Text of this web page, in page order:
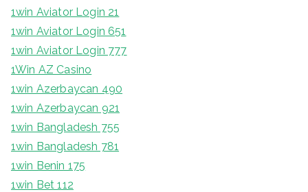
1win Aviator Login 21
1win Aviator Login 651
1win Aviator Login 777
1Win AZ Casino
1win Azerbaycan 490
1win Azerbaycan 921
1win Bangladesh 755
1win Bangladesh 781
1win Benin 175
1win Bet 112